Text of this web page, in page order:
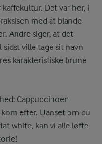
Det var her, i
med at blande
Andre siger, at det
ville tage sit navn
karakteristiske brune
Cappuccinoen
efter. Uanset om du
white, kan vi alle løfte